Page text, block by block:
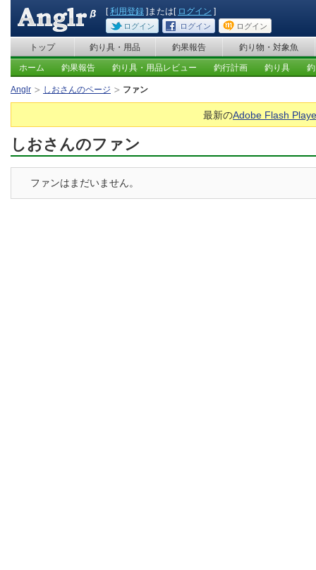
[利用登録 ]または[ ログイン ]
ログイン ログイン ログイン
トップ 釣り具・用品 釣果報告 釣り物・対象魚
ホーム 釣果報告 釣り具・用品レビュー 釣行計画 釣り具
Anglr しおさんのページ ファン
最新のAdobe Flash
しおさんのファン
ファンはまだいません。